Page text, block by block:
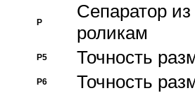
P
Cепаратор
роликам
P5 Точность
P6 Точность